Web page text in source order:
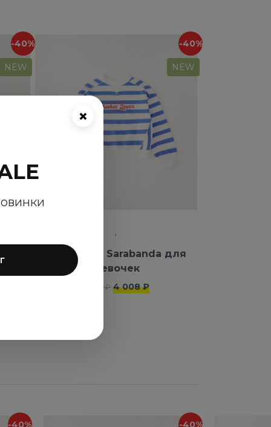
-40%
NEW
-40%
NEW
Толстовка Sarabanda для
девочек
6 680 ₽ 4 008 ₽
-40% -40%
×